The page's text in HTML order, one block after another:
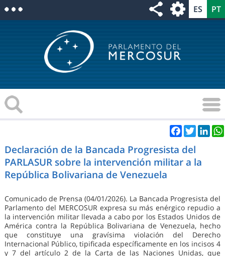
Facebook
Twitter
Declaración de la Bancada Progresista del
PARLASUR sobre la intervención militar a la
República Bolivariana de Venezuela
Comunicado de Prensa (04/01/2026). La Bancada Progresista del
Parlamento del MERCOSUR expresa su más enérgico repudio a
la intervención militar llevada a cabo por los Estados Unidos de
América contra la República Bolivariana de Venezuela, hecho
que constituye una gravísima violación del Derecho
Internacional Público, tipificada específicamente en los incisos 4
y 7 del artículo 2 de la Carta de las Naciones Unidas, que